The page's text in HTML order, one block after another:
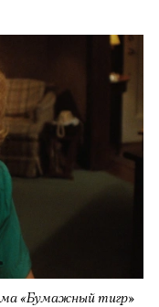
«Бумажный тигр»